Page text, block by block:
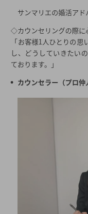
サンマリエの婚活アド
◇カウンセリングの際に
「お客様1人ひとりの
し、どうしていきたい
ております。」
カウンセラー（プロ仲